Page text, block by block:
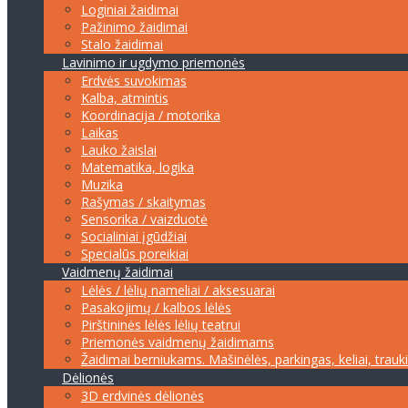
Loginiai žaidimai
Pažinimo žaidimai
Stalo žaidimai
Lavinimo ir ugdymo priemonės
Erdvės suvokimas
Kalba, atmintis
Koordinacija / motorika
Laikas
Lauko žaislai
Matematika, logika
Muzika
Rašymas / skaitymas
Sensorika / vaizduotė
Socialiniai įgūdžiai
Specialūs poreikiai
Vaidmenų žaidimai
Lėlės / lėlių nameliai / aksesuarai
Pasakojimų / kalbos lėlės
Pirštininės lėlės lėlių teatrui
Priemonės vaidmenų žaidimams
Žaidimai berniukams. Mašinėlės, parkingas, keliai,
Dėlionės
3D erdvinės dėlionės